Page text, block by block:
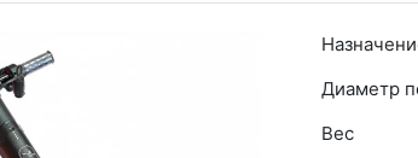
Диаметр
Вес